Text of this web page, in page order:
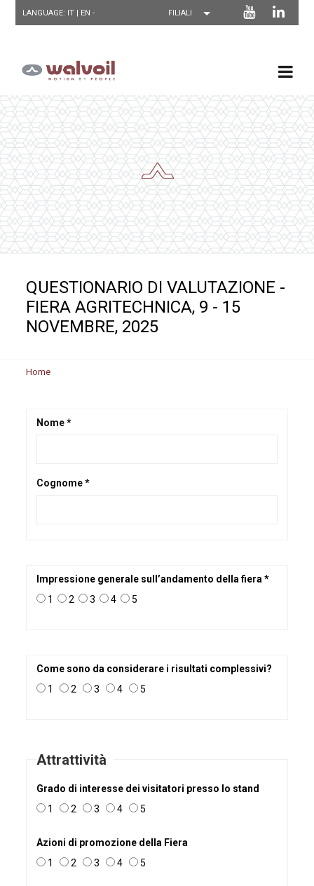
LANGUAGE: IT | EN-
QUESTIONARIO DI VALUTAZIONE -
FIERA AGRITECHNICA, 9 - 15
NOVEMBRE, 2025
Home
Nome *
Cognome *
Impressione generale sull’andamento della fiera *
1
2 3 4 5
Come sono da considerare i risultati complessivi?
1
2 3 4 5
Attrattività
Grado di interesse dei visitatori presso lo stand
1
2 3 4 5
Azioni di promozione della Fiera
1
2 3 4 5